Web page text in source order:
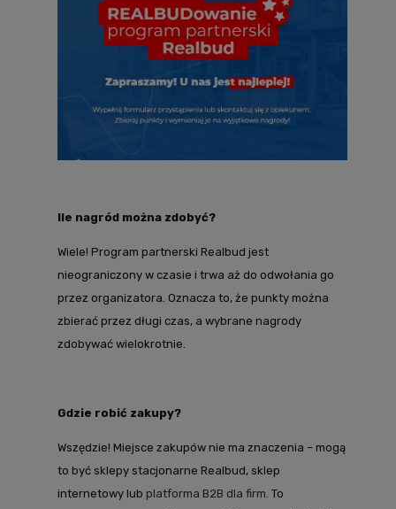
Ile nagród można zdobyć?
Wiele! Program partnerski Realbud jest
nieograniczony w czasie i trwa aż do odwołania go
przez organizatora. Oznacza to, że punkty można
zbierać przez długi czas, a wybrane nagrody
zdobywać wielokrotnie.
Gdzie robić zakupy?
Wszędzie! Miejsce zakupów nie ma znaczenia – mogą
to być sklepy stacjonarne Realbud, sklep
internetowy lub platforma B2B dla firm. To